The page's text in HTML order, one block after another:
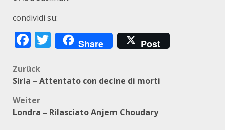
condividi su:
Facebook
Twitter
Share Post
Beitragsnavigation
Zurück
Siria – Attentato con decine di morti
Weiter
Londra – Rilasciato Anjem Choudary